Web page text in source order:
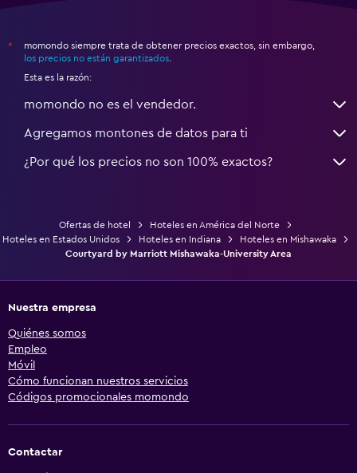
*
momondo siempre trata de obtener precios exactos, sin embargo,
los precios no están garantizados
Esta es la razón:
momondo no es el vendedor.
Agregamos montones de datos para ti
¿Por qué los precios no son 100% exactos?
Ofertas de hotel
Hoteles en América del Norte
Hoteles en Estados Unidos
Hoteles en Indiana
Hoteles en Mishawaka
Courtyard by Marriott Mishawaka-University Area
Nuestra empresa
Quiénes somos
Empleo
Móvil
Cómo funcionan nuestros servicios
Códigos promocionales momondo
Contactar